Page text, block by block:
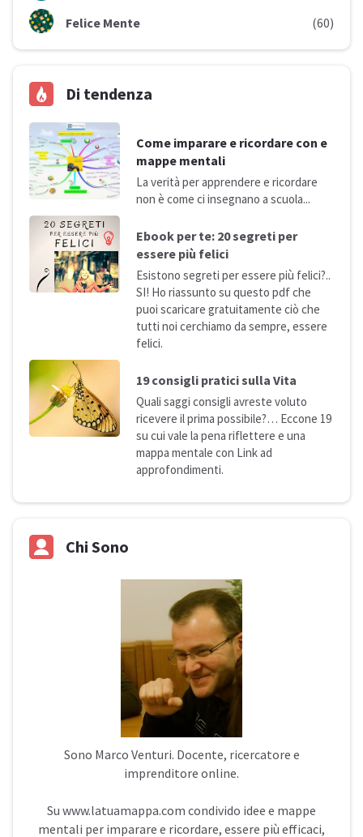
Felice Mente
(60)
Di tendenza
Come imparare e ricordare con e
mappe mentali
La verità per apprendere e ricordare
non è come ci insegnano a scuola...
Ebook per te: 20 segreti per
essere più felici
Esistono segreti per essere più felici?..
SI! Ho riassunto su questo pdf che
puoi scaricare gratuitamente ciò che
tutti noi cerchiamo da sempre, essere
felici.
19 consigli pratici sulla Vita
Quali saggi consigli avreste voluto
ricevere il prima possibile?… Eccone 19
su cui vale la pena riflettere e una
mappa mentale con Link ad
approfondimenti.
Chi Sono
Sono Marco Venturi. Docente, ricercatore e
imprenditore online.
Su www.latuamappa.com condivido idee e mappe
mentali per imparare e ricordare, essere più efficaci,